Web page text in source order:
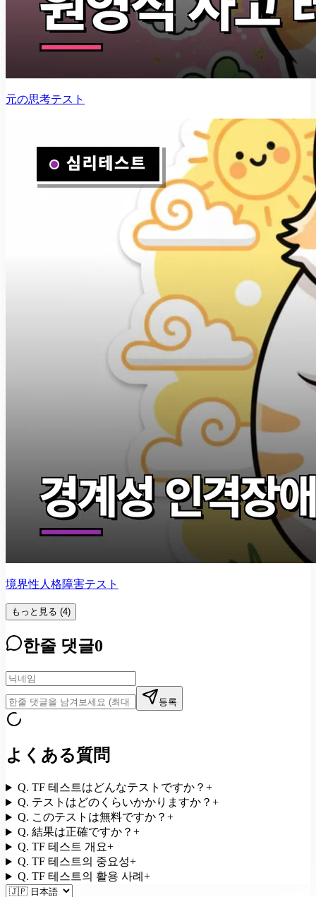
元の思考テスト
境界性人格障害テスト
もっと見る (4)
한줄 댓글0
등록
よくある質問
Q. TF 테스트はどんなテストですか？ +
Q. テストはどのくらいかかりますか？ +
Q. このテストは無料ですか？ +
Q. 結果は正確ですか？ +
Q. TF 테스트 개요+
Q. TF 테스트의 중요성+
Q. TF 테스트의 활용 사례 +